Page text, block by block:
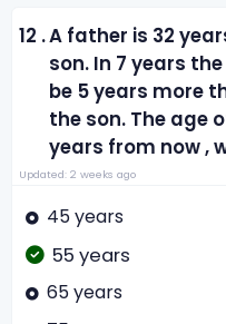
12 .A father is 32
son. In 7 years
be 5 years more
the son. The age
years from now ,
Updated: 2 weeks ago
45 years
55 years
65 years